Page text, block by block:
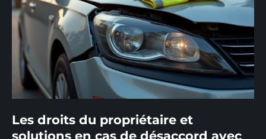
Les droits du propriétaire et
solutions en cas de désaccord avec